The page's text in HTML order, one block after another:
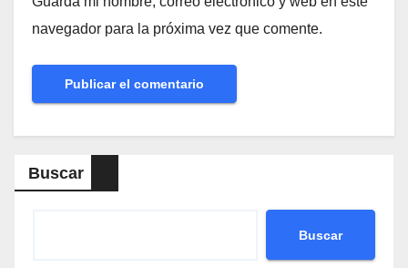
navegador para la próxima vez que comente.
Buscar
Buscar